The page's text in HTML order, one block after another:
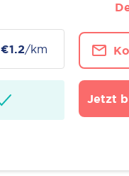
€1.2/km
Jetzt